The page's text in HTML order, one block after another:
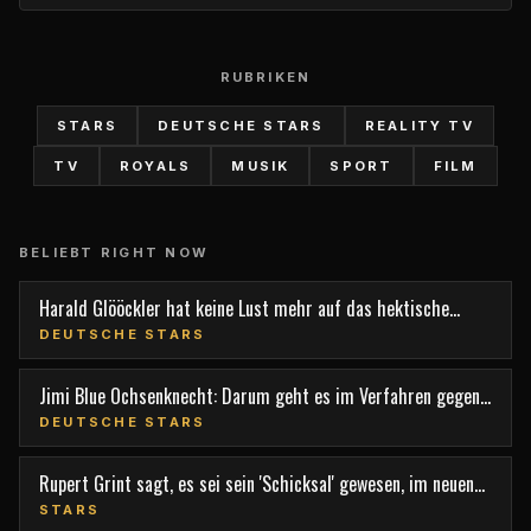
RUBRIKEN
STARS DEUTSCHE STARS REALITY TV
TV ROYALS MUSIK SPORT FILM
BELIEBT RIGHT NOW
Harald Glööckler hat keine Lust mehr auf das hektische
Berlin
DEUTSCHE STARS
Jimi Blue Ochsenknecht: Darum geht es im Verfahren gegen
den TV-Star
DEUTSCHE STARS
Rupert Grint sagt, es sei sein 'Schicksal' gewesen, im neuen
Film 'Nightborn' mitzuspielen
STARS